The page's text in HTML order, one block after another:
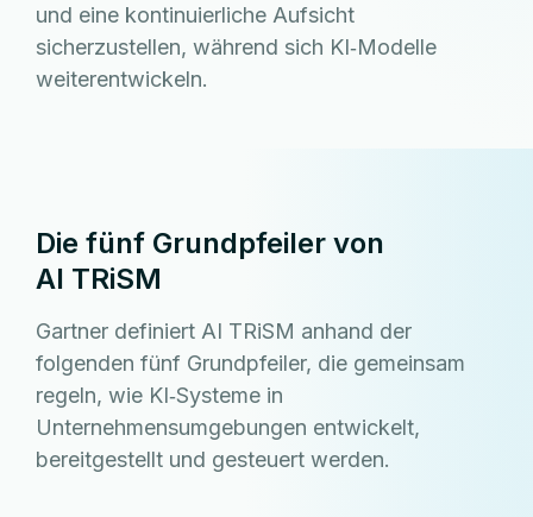
und eine kontinuierliche Aufsicht
sicherzustellen, während sich KI‑Modelle
weiterentwickeln.
Die fünf Grundpfeiler von
AI TRiSM
Gartner definiert AI TRiSM anhand der
folgenden fünf Grundpfeiler, die gemeinsam
regeln, wie KI‑Systeme in
Unternehmensumgebungen entwickelt,
bereitgestellt und gesteuert werden.